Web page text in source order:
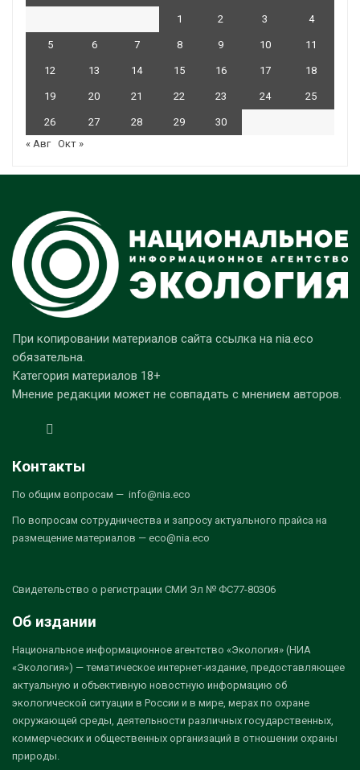
1 2 3 4
5 6 7 8 9 10 11
12 13 14 15 16 17 18
19 20 21 22 23 24 25
26 27 28 29
30
« Авг Окт »
При копировании материалов сайта ссылка на nia.eco
обязательна.
Категория материалов 18+
Мнение редакции может не совпадать с мнением авторов.
Контакты
По общим вопросам — info@nia.eco
По вопросам сотрудничества и запросу актуального прайса на
размещение материалов — eco@nia.eco
Свидетельство о регистрации СМИ Эл № ФС77-80306
Об издании
Национальное информационное агентство «Экология» (НИА
«Экология») — тематическое интернет-издание, предоставляющее
актуальную и объективную новостную информацию об
экологической ситуации в России и в мире, мерах по охране
окружающей среды, деятельности различных государственных,
коммерческих и общественных организаций в отношении охраны
природы.